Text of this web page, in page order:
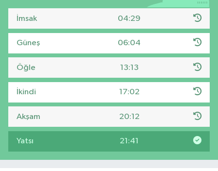
İmsak 04:29
Güneş 06:04
Öğle 13:13
İkindi 17:02
Akşam 20:12
Yatsı 21:41